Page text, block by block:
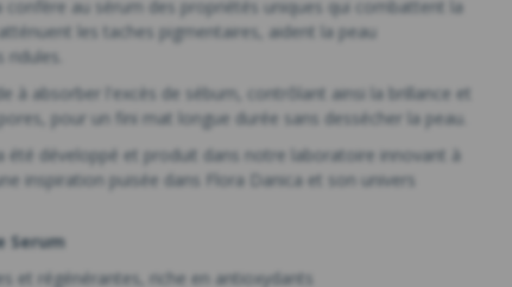
confère au sérum des propriétés uniques qui combattent la
les taches pigmentaires, aident la peau
à absorber l'excès de sébum, contrôlant ainsi la brillance et
pour un fini mat longue durée sans dessécher la peau.
été développé et produit dans notre laboratoire innovant à
inspiration puisée dans Flora Danica et son univers
Serum
et régénérantes, riche en antioxydants